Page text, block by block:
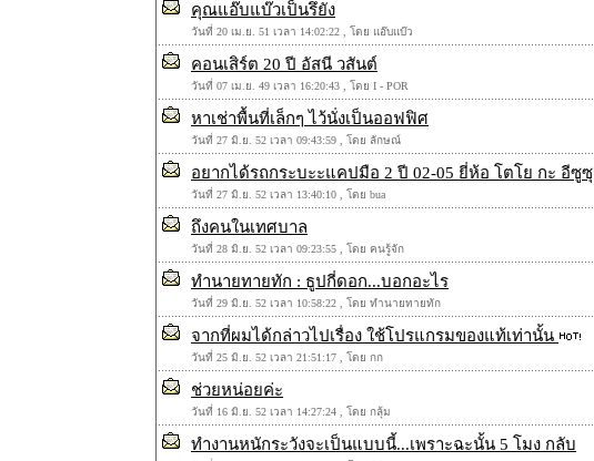
คุณแอ๊บแบ๊วเป็นรึยัง
วันที่ 20 เม.ย. 51 เวลา 14:02:22 , โดย แอ๊บแบ๊ว
คอนเสิร์ต 20 ปี อัสนี วสันต์
วันที่ 07 เม.ย. 49 เวลา 16:20:43 , โดย I - POR
หาเช่าพื้นที่เล็กๆ ไว้นั่งเป็นออฟฟิศ
วันที่ 27 มิ.ย. 52 เวลา 09:43:59 , โดย ลักษณ์
อยากได้รถกระบะะแคปมือ 2 ปี 02-05 ยี่ห้อ โตโย กะ อีซูซุ
วันที่ 27 มิ.ย. 52 เวลา 13:40:10 , โดย bua
ถึงคนในเทศบาล
วันที่ 28 มิ.ย. 52 เวลา 09:23:55 , โดย คนรู้จัก
ทำนายทายทัก : ธูปกี่ดอก...บอกอะไร
วันที่ 29 มิ.ย. 52 เวลา 10:58:22 , โดย ทำนายทายทัก
จากที่ผมได้กล่าวไปเรื่อง ใช้โปรแกรมของแท้เท่านั้น
วันที่ 25 มิ.ย. 52 เวลา 21:51:17 , โดย กก
ช่วยหน่อยค่ะ
วันที่ 16 มิ.ย. 52 เวลา 14:27:24 , โดย กลุ้ม
ทำงานหนักระวังจะเป็นแบบนี้...เพราะฉะนั้น 5 โมง กลับ